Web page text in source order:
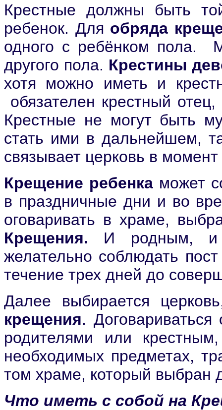
Крестные должны быть
ребенок. Для обряда
одного с ребёнком пола.
другого пола. Крестины
хотя можно иметь и
обязателен крестный
Крестные не могут быть
стать ими в дальнейшем,
связывает церковь в
Крещение ребенка может
в праздничные дни и во
оговаривать в храме,
Крещения. И родным, и
желательно соблюдать
течение трех дней до
Далее выбирается
крещения.
родителями или
необходимых предметах,
том храме, который выбран
Что иметь с собой на